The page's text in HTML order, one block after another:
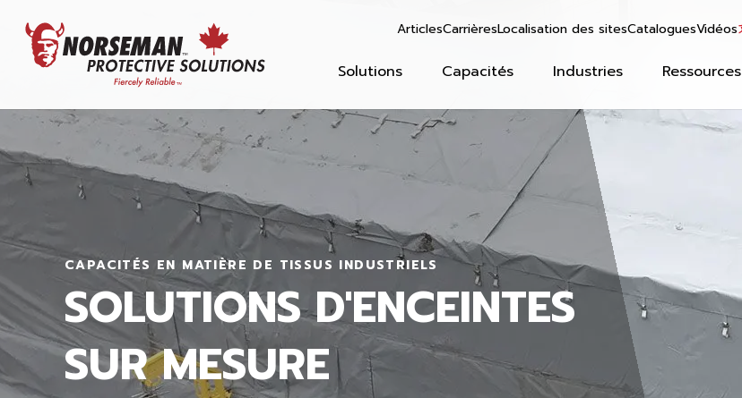
Solutions Capacités Industries Ressources
ArticlesCarrièresLocalisation des sitesCataloguesVidéos
CAPACITÉS EN MATIÈRE DE TISSUS INDUSTRIELS
SOLUTIONS D'ENCEINTES
SUR MESURE